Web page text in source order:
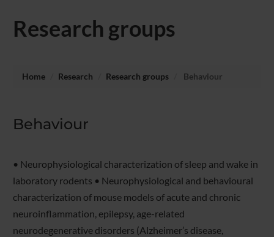
Research groups
Home Research Research groups Behaviour
Behaviour
• Neurophysiological characterization of sleep and wake in
laboratory rodents • Neurophysiological and behavioural
characterization of mouse models of acute and chronic
neuroinflammation, epilepsy, age-related
neurodegenerative disorders (Alzheimer’s disease,